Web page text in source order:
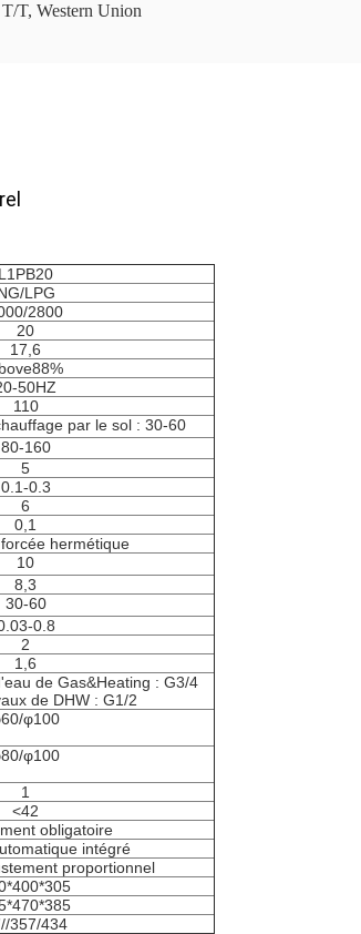
T, Western Union
L1PB20
LPG
2800
20
17,6
50HZ
110
par le sol : 30-60
80-160
5
0.1-0.3
6
0,1
hermétique
10
8,3
30-60
0.8
2
1,6
de Gas&Heating : G3/4
de DHW : G1/2
φ100
φ100
1
<42
obligatoire
intégré
proportionnel
357/434